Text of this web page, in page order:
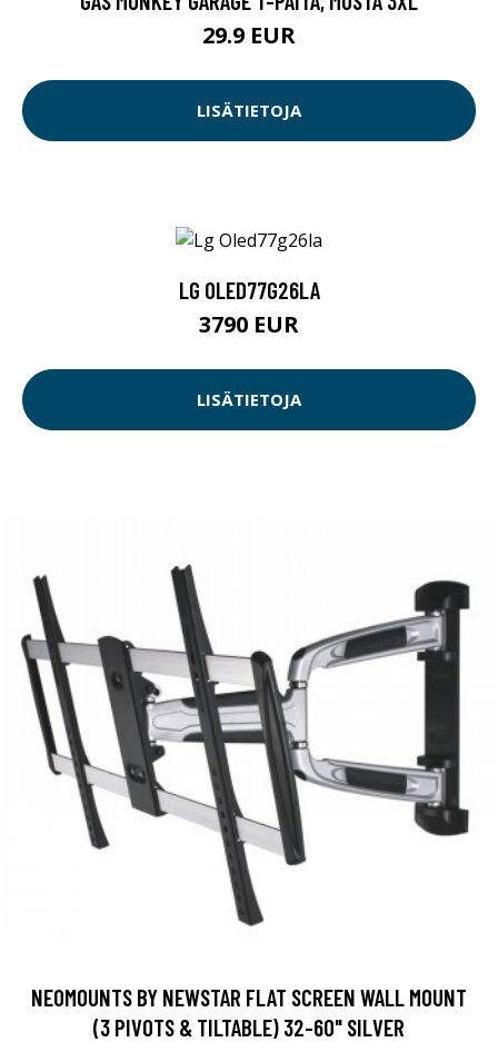
29.9 EUR
LISÄTIETOJA
LG OLED77G26LA
3790 EUR
LISÄTIETOJA
NEOMOUNTS BY NEWSTAR FLAT SCREEN WALL MOUNT
(3 PIVOTS & TILTABLE) 32-60" SILVER